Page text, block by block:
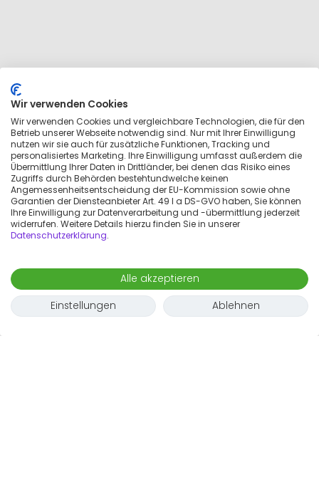
Wir verwenden Cookies
Wir verwenden Cookies und vergleichbare Technologien, die für den
Betrieb unserer Webseite notwendig sind. Nur mit Ihrer Einwilligung
nutzen wir sie auch für zusätzliche Funktionen, Tracking und
personalisiertes Marketing. Ihre Einwilligung umfasst außerdem die
Übermittlung Ihrer Daten in Drittländer, bei denen das Risiko eines
Zugriffs durch Behörden bestehtundwelche keinen
Angemessenheitsentscheidung der EU-Kommission sowie ohne
Garantien der Diensteanbieter Art. 49 I a DS-GVO haben, Sie können
Ihre Einwilligung zur Datenverarbeitung und -übermittlung jederzeit
widerrufen. Weitere Details hierzu finden Sie in unserer
Datenschutzerklärung.
Alle akzeptieren
Einstellungen
Ablehnen